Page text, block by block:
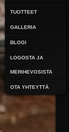
TUOTTEET
GALLERIA
BLOGI
LOGOSTA JA
MERIHEVOSISTA
OTA YHTEYTTÄ